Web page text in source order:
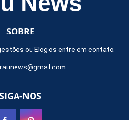
SOBRE
ou Elogios entre em contato.
SIGA-NOS